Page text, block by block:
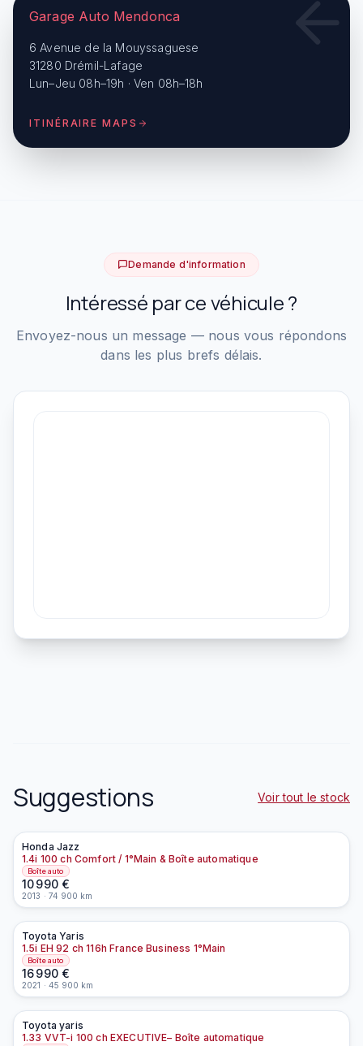
Garage Auto Mendonca
6 Avenue de la Mouyssaguese
31280 Drémil-Lafage
Lun–Jeu 08h–19h · Ven 08h–18h
ITINÉRAIRE MAPS
Demande d'information
Intéressé par ce véhicule ?
Envoyez-nous un message — nous vous répondons
dans les plus brefs délais.
Suggestions Voir tout le stock
À la une
Honda Jazz
1.4i 100 ch Comfort / 1°Main & Boîte automatique
Boîte auto
10 990€
2013 ·74 900 km
À la une
Toyota Yaris
1.5i EH 92 ch 116h France Business 1°Main
Boîte auto
16 990€
2021 ·45 900 km
À la une
Toyota yaris
1.33 VVT-i 100 ch EXECUTIVE– Boîte automatique